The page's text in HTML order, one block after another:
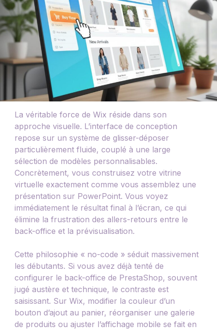
La véritable force de Wix réside dans son
approche visuelle. L’interface de conception
repose sur un système de glisser-déposer
particulièrement fluide, couplé à une large
sélection de modèles personnalisables.
Concrètement, vous construisez votre vitrine
virtuelle exactement comme vous assemblez une
présentation sur PowerPoint. Vous voyez
immédiatement le résultat final à l’écran, ce qui
élimine la frustration des allers-retours entre le
back-office et la prévisualisation.
Cette philosophie « no-code » séduit massivement
les débutants. Si vous avez déjà tenté de
configurer le back-office de PrestaShop, souvent
jugé austère et technique, le contraste est
saisissant. Sur Wix, modifier la couleur d’un
bouton d’ajout au panier, réorganiser une galerie
de produits ou ajuster l’affichage mobile se fait en